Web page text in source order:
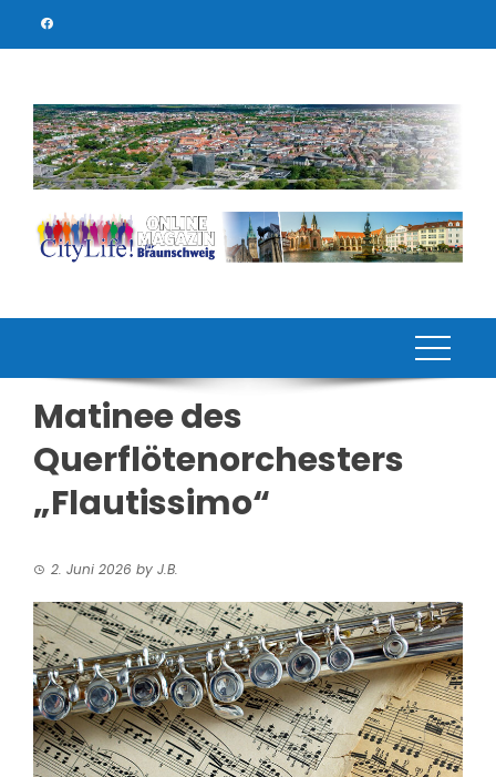
Matinee des
Querflötenorchesters
„Flautissimo“
2. Juni 2026 by J.B.